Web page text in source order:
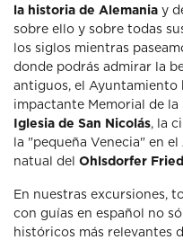
la historia de Alemania y
sobre ello y sobre todas
los siglos mientras
donde podrás admirar la
antiguos, el Ayuntamiento
impactante Memorial de la
Iglesia de San Nicolás, la
la "pequeña Venecia" en el
natual del Ohlsdorfer
En nuestras excursiones,
con guías en español no
históricos más relevantes